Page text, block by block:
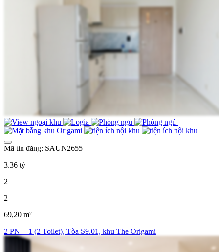
Mã tin đăng: SAUN2655
3,36 tỷ
2
2
69,20 m²
2 PN + 1 (2 Toilet), Tòa S9.01, khu The Origami